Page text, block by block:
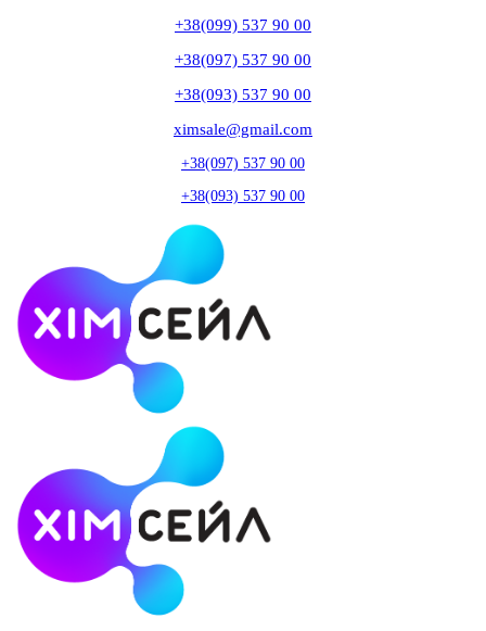
+38(099) 537 90 00
+38(097) 537 90 00
+38(093) 537 90 00
ximsale@gmail.com
+38(097) 537 90 00
+38(093) 537 90 00